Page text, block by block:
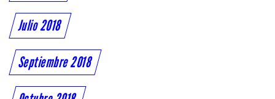
Julio 2018
Septiembre 2018